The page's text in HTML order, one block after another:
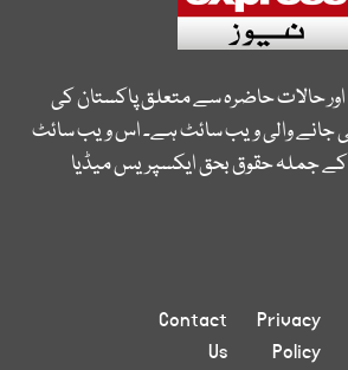
حالات حاضرہ سے متعلق پاکستان کی
جانے والی ویب سائٹ ہے۔ اس ویب سائٹ
کے جملہ حقوق بحق ایکسپریس میڈیا
Privacy
Policy
Contact
Us